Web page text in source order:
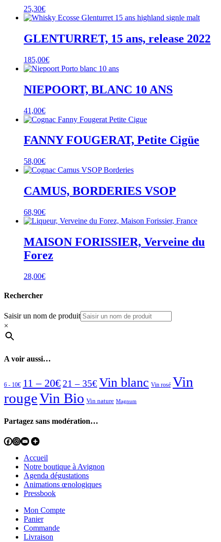
25,30€
GLENTURRET, 15 ans, release 2022
185,00€
NIEPOORT, BLANC 10 ANS
41,00€
FANNY FOUGERAT, Petite Cigüe
58,00€
CAMUS, BORDERIES VSOP
68,90€
MAISON FORISSIER, Verveine du
Forez
28,00€
Rechercher
Saisir un nom de produit
×
A voir aussi…
6 - 10€ 11 – 20€ 21 – 35€Vin blanc Vin rosé Vin
rougeVin Bio Vin nature Magnum
Partagez sans modération…
Accueil
Notre boutique à Avignon
Agenda dégustations
Animations œnologiques
Pressbook
Mon Compte
Panier
Commande
Livraison